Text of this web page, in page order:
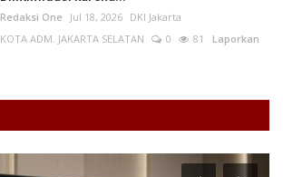
Redaksi One Jul 18, 2026 DKI Jakarta
KOTA ADM. JAKARTA SELATAN
0 81 Laporkan